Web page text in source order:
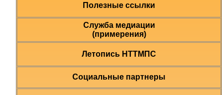
Полезные ссылки
Служба медиации
(примерения)
Летопись НТТМПС
Социальные партнеры